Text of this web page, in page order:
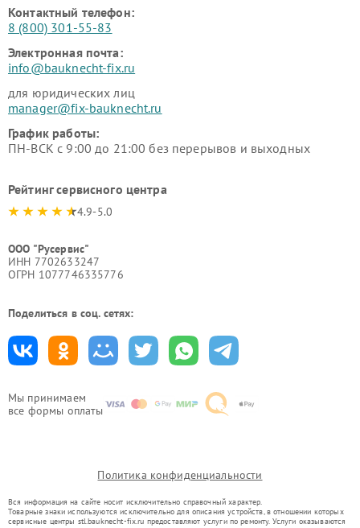
Мы принимаем
все формы оплаты
Контактный телефон:
8 (800) 301-55-83
Электронная почта:
info@bauknecht-fix.ru
для юридических лиц
manager@fix-bauknecht.ru
График работы:
ПН-ВСК с 9:00 до 21:00 без перерывов и выходных
Рейтинг сервисного центра
4.9-5.0
ООО "Русервис"
ИНН 7702633247
ОГРН 1077746335776
Поделиться в соц. сетях:
Политика конфиденциальности
Вся информация на сайте носит исключительно справочный характер.
Товарные знаки используются исключительно для описания устройств, в отношении которых
сервисные центры stl.bauknecht-fix.ru предоставляют услуги по ремонту. Услуги оказываются